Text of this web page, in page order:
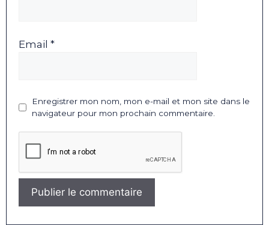
Email *
Enregistrer mon nom, mon e-mail et mon site dans le
navigateur pour mon prochain commentaire.